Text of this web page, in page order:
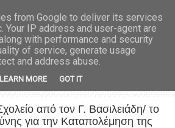
από τον Γ. Βασιλειάδη/ το
για την Καταπολέμηση της
from Google to deliver its services
Your IP address and user-agent are
with performance and security
of service, generate usage
and address abuse.
LEARN MORE GOT IT